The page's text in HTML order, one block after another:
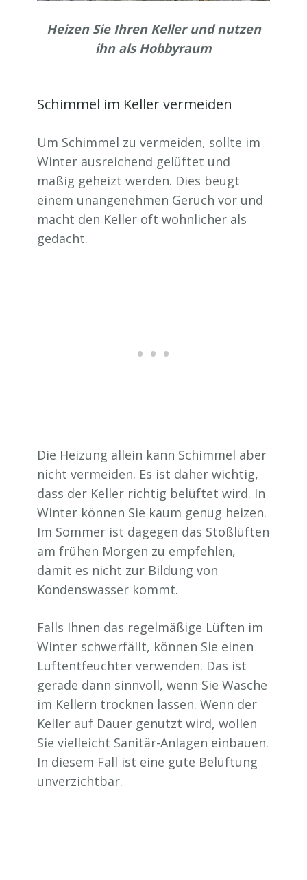
Heizen Sie Ihren Keller und nutzen
ihn als Hobbyraum
Schimmel im Keller vermeiden
Um Schimmel zu vermeiden, sollte im
Winter ausreichend gelüftet und
mäßig geheizt werden. Dies beugt
einem unangenehmen Geruch vor und
macht den Keller oft wohnlicher als
gedacht.
Die Heizung allein kann Schimmel aber
nicht vermeiden. Es ist daher wichtig,
dass der Keller richtig belüftet wird. In
Winter können Sie kaum genug heizen.
Im Sommer ist dagegen das Stoßlüften
am frühen Morgen zu empfehlen,
damit es nicht zur Bildung von
Kondenswasser kommt.
Falls Ihnen das regelmäßige Lüften im
Winter schwerfällt, können Sie einen
Luftentfeuchter verwenden. Das ist
gerade dann sinnvoll, wenn Sie Wäsche
im Kellern trocknen lassen. Wenn der
Keller auf Dauer genutzt wird, wollen
Sie vielleicht Sanitär-Anlagen einbauen.
In diesem Fall ist eine gute Belüftung
unverzichtbar.